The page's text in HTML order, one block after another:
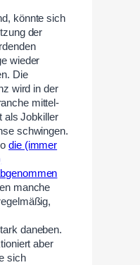
könnte sich
der
wieder
Die
wird in der
mittel-
als Jobkiller
schwingen.
die (immer
manche
daneben.
aber
sich